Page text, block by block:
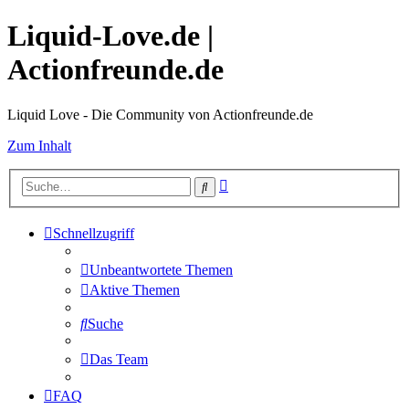
Liquid-Love.de |
Actionfreunde.de
Liquid Love - Die Community von Actionfreunde.de
Zum Inhalt
Suche
Schnellzugriff
Unbeantwortete Themen
Aktive Themen
Suche
Das Team
FAQ